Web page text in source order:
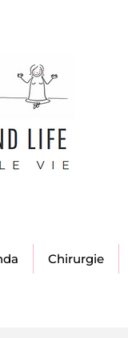
Chirurgie